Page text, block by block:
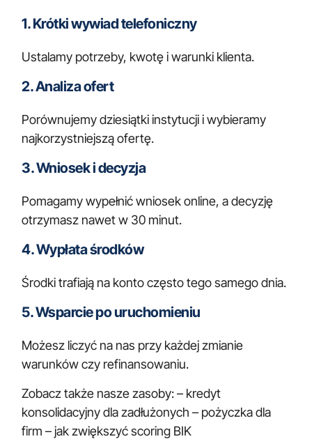
1. Krótki wywiad telefoniczny
Ustalamy potrzeby, kwotę i warunki klienta.
2. Analiza ofert
Porównujemy dziesiątki instytucji i wybieramy
najkorzystniejszą ofertę.
3. Wniosek i decyzja
Pomagamy wypełnić wniosek online, a decyzję
otrzymasz nawet w 30 minut.
4. Wypłata środków
Środki trafiają na konto często tego samego dnia.
5. Wsparcie po uruchomieniu
Możesz liczyć na nas przy każdej zmianie
warunków czy refinansowaniu.
Zobacz także nasze zasoby: – kredyt
konsolidacyjny dla zadłużonych – pożyczka dla
firm –jak zwiększyć scoring BIK